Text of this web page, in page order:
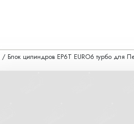
/ Блок цилиндров EP6T EURO6 турбо